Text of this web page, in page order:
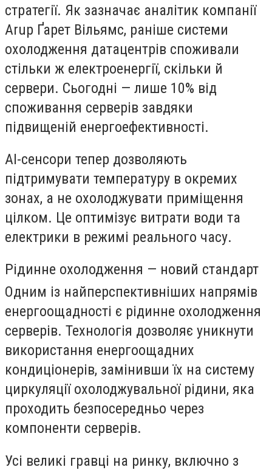
стратегії. Як зазначає аналітик компанії
Arup Ґарет Вільямс, раніше системи
охолодження датацентрів споживали
стільки ж електроенергії, скільки й
сервери. Сьогодні — лише 10% від
споживання серверів завдяки
підвищеній енергоефективності.
AI-сенсори тепер дозволяють
підтримувати температуру в окремих
зонах, а не охолоджувати приміщення
цілком. Це оптимізує витрати води та
електрики в режимі реального часу.
Рідинне охолодження — новий стандарт
Одним із найперспективніших напрямів
енергоощадності є рідинне охолодження
серверів. Технологія дозволяє уникнути
використання енергоощадних
кондиціонерів, замінивши їх на систему
циркуляції охолоджувальної рідини, яка
проходить безпосередньо через
компоненти серверів.
Усі великі гравці на ринку, включно з